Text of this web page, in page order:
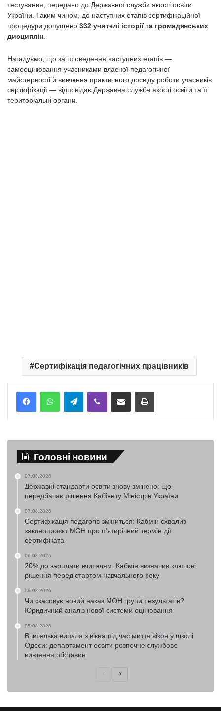
тестування, передано до Державної служби якості освіти
України. Таким чином, до наступних етапів сертифікаційної
процедури допущено 332 учителі історії та громадянських
дисциплін
Нагадуємо, що за проведення наступних етапів —
самооцінювання учасниками власної педагогічної
майстерності й вивчення практичного досвіду роботи учасників
сертифікації — відповідає Державна служба якості освіти та її
територіальні органи.
Сертифікація педагогічних працівників
TelegramViber Надіслати електронною поштоюНадрукувати
Головні новини
07.08.2026
Державні стандарти освіти знову змінено: що
передбачає рішення Кабінету Міністрів України
07.08.2026
Сертифікація педагогів зміниться: Кабмін схвалив
законопроєкт МОН про п’ятирічний термін дії
сертифіката
06.08.2026
20% до зарплати вчителям: Кабмін визначив ключові
рішення перед стартом навчального року
06.08.2026
Чи скасовує новий наказ МОН групи результатів?
Юридичний аналіз нової системи оцінювання
05.08.2026
Вчителька випала з вікна під час миття вікон у школі
Одеси: департамент освіти розпочне службове
вивчення обставин
ПопередняНаступна